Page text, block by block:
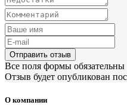
Отправить отзыв
Все поля формы обязательны
Отзыв будет опубликован
О компании